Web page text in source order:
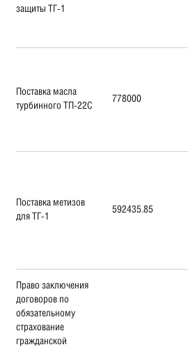
защиты ТГ-1
Поставка масла
турбинного ТП-22С
778000
Поставка метизов
для ТГ-1
592435.85
Право заключения
договоров по
обязательному
страхование
гражданской